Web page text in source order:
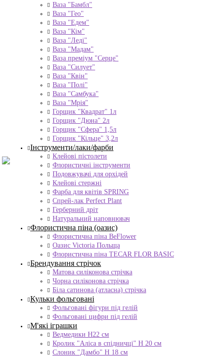
Ваза "Бамбл"
Ваза "Гео"
Ваза "Едем"
Ваза "Кім"
Ваза "Леді"
Ваза "Мадам"
Ваза преміум "Серце"
Ваза "Силует"
Ваза "Квін"
Ваза "Полі"
Ваза "Самбука"
Ваза "Мрія"
Горщик "Квадрат" 1л
Горщик "Дюна" 2л
Горщик "Сфера" 1,5л
Горщик "Кільце" 3,2л
Інструменти/лаки/фарби
Клейові пістолети
Флористичні інструменти
Подовжувачі для орхідей
Клейові стержні
Фарба для квітів SPRING
Спрей-лак Perfect Plant
Герберний дріт
Натуральний наповнювач
Флористична піна (оазис)
Флористична піна BeFlower
Оазис Victoria Польща
Флористична піна TECAR FLOR BASIC
Брендування стрічок
Матова силіконова стрічка
Чорна силіконова стрічка
Біла сатинова (атласна) стрічка
Кульки фольговані
Фольговані фігури під гелій
Фольговані цифри під гелій
М'які іграшки
Ведмедики H22 см
Кролик "Аліса в спідничці" Н 20 см
Слоник "Дамбо" Н 18 см